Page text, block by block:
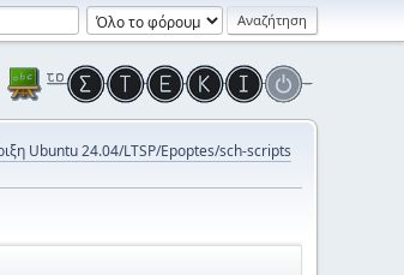
Ubuntu 24.04/LTSP/Epoptes/sch-scripts